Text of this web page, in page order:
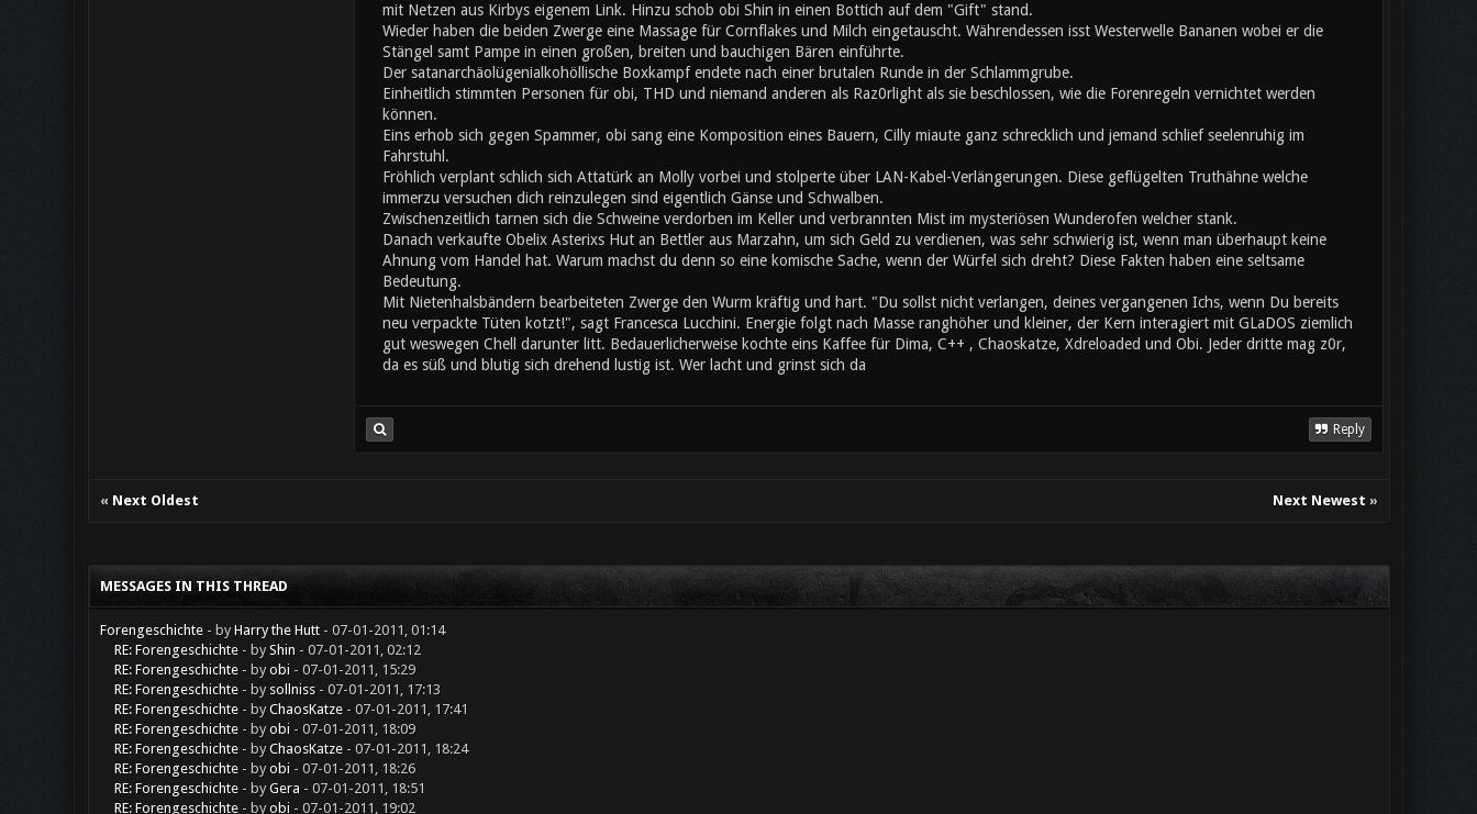
mit Netzen aus Kirbys eigenem Link. Hinzu schob obi Shin in einen Bottich auf dem "Gift" stand.
Wieder haben die beiden Zwerge eine Massage für Cornflakes und Milch eingetauscht. Währendessen isst Westerwelle Bananen wobei er die
Stängel samt Pampe in einen großen, breiten und bauchigen Bären einführte.
Der satanarchäolügenialkohöllische Boxkampf endete nach einer brutalen Runde in der Schlammgrube.
Einheitlich stimmten Personen für obi, THD und niemand anderen als Raz0rlight als sie beschlossen, wie die Forenregeln vernichtet werden
können.
Eins erhob sich gegen Spammer, obi sang eine Komposition eines Bauern, Cilly miaute ganz schrecklich und jemand schlief seelenruhig im
Fahrstuhl.
Fröhlich verplant schlich sich Attatürk an Molly vorbei und stolperte über LAN-Kabel-Verlängerungen. Diese geflügelten Truthähne welche
immerzu versuchen dich reinzulegen sind eigentlich Gänse und Schwalben.
Zwischenzeitlich tarnen sich die Schweine verdorben im Keller und verbrannten Mist im mysteriösen Wunderofen welcher stank.
Danach verkaufte Obelix Asterixs Hut an Bettler aus Marzahn, um sich Geld zu verdienen, was sehr schwierig ist, wenn man überhaupt keine
Ahnung vom Handel hat. Warum machst du denn so eine komische Sache, wenn der Würfel sich dreht? Diese Fakten haben eine seltsame
Bedeutung.
Mit Nietenhalsbändern bearbeiteten Zwerge den Wurm kräftig und hart. "Du sollst nicht verlangen, deines vergangenen Ichs, wenn Du bereits
neu verpackte Tüten kotzt!", sagt Francesca Lucchini. Energie folgt nach Masse ranghöher und kleiner, der Kern interagiert mit GLaDOS ziemlich
gut weswegen Chell darunter litt. Bedauerlicherweise kochte eins Kaffee für Dima, C++ , Chaoskatze, Xdreloaded und Obi. Jeder dritte mag z0r,
da es süß und blutig sich drehend lustig ist. Wer lacht und grinst sich da
Reply
« Next Oldest Next Newest »
MESSAGES IN THIS THREAD
Forengeschichte - byHarry the Hutt- 07-01-2011, 01:14
RE: Forengeschichte - byShin - 07-01-2011, 02:12
RE: Forengeschichte - byobi- 07-01-2011, 15:29
RE: Forengeschichte - by sollniss- 07-01-2011, 17:13
RE: Forengeschichte - byChaosKatze- 07-01-2011, 17:41
RE: Forengeschichte - byobi- 07-01-2011, 18:09
RE: Forengeschichte - byChaosKatze- 07-01-2011, 18:24
RE: Forengeschichte - byobi- 07-01-2011, 18:26
RE: Forengeschichte - byGera - 07-01-2011, 18:51
RE: Forengeschichte - byobi- 07-01-2011, 19:02